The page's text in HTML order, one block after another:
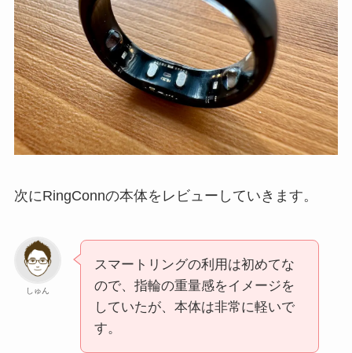
次にRingConnの本体をレビューしていきます。
しゅん
スマートリングの利用は初めてな
ので、指輪の重量感をイメージを
していたが、本体は非常に軽いで
す。